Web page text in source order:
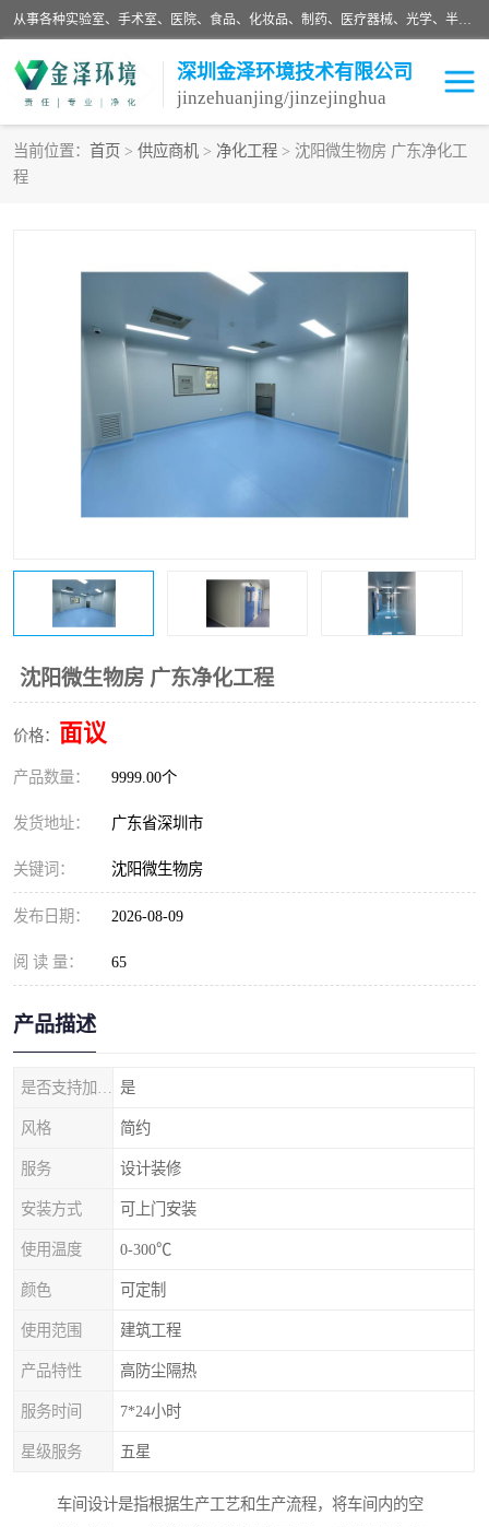
从事各种实验室、手术室、医院、食品、化妆品、制药、医疗器械、光学、半导体、精密电子等无尘车间行业的洁净车间装修设计、净化设备、恒温恒湿空调的设计制作与安装、净化系统工程项目施工及其技术支持服务。
深圳金泽环境技术有限公司
jinzehuanjing/jinzejinghua
当前位置： 首页 > 供应商机 > 净化工程 > 沈阳微生物房 广东净化工
程
沈阳微生物房 广东净化工程
价格： 面议
产品数量： 9999.00个
发货地址： 广东省深圳市
关键词： 沈阳微生物房
发布日期： 2026-08-09
阅 读 量： 65
产品描述
是
风格 简约
服务 设计装修
安装方式 可上门安装
使用温度 0-300℃
颜色 可定制
使用范围 建筑工程
产品特性 高防尘隔热
服务时间 7*24小时
星级服务 五星
车间设计是指根据生产工艺和生产流程，将车间内的空
医药车间净化 生命工程
食品饮料